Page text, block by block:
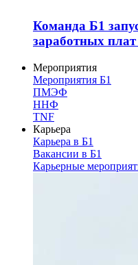
Команда Б1
заработных
Мероприятия
Мероприятия Б1
ПМЭФ
ННФ
TNF
Карьера
Карьера в Б1
Вакансии в Б1
Карьерные